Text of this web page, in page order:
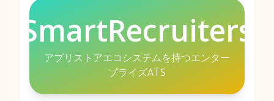
SmartRecruiters
アプリストアエコシステムを持つエンター
プライズATS